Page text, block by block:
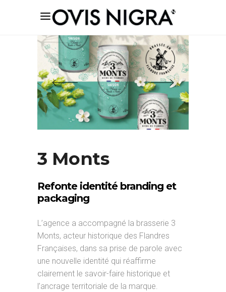
3 Monts
Refonte identité branding et
packaging
L’agence a accompagné la brasserie 3
Monts, acteur historique des Flandres
Françaises, dans sa prise de parole avec
une nouvelle identité qui réaffirme
clairement le savoir-faire historique et
l’ancrage territoriale de la marque.